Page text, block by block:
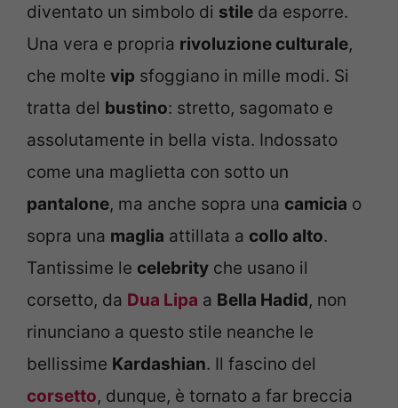
diventato un simbolo di stile da esporre.
Una vera e propria rivoluzione culturale,
che molte vip sfoggiano in mille modi. Si
tratta del bustino: stretto, sagomato e
assolutamente in bella vista. Indossato
come una maglietta con sotto un
pantalone, ma anche sopra una camicia o
sopra una maglia attillata a collo alto.
Tantissime le celebrity che usano il
corsetto, da Dua Lipa a Bella Hadid, non
rinunciano a questo stile neanche le
bellissime Kardashian. Il fascino del
corsetto, dunque, è tornato a far breccia